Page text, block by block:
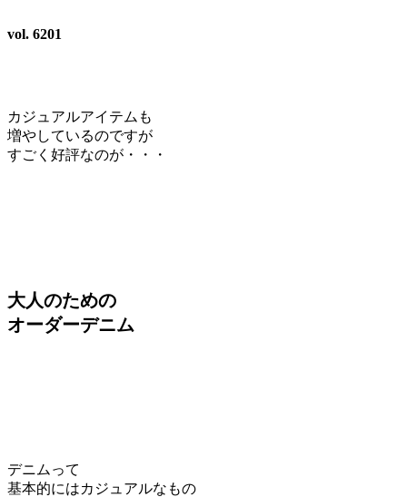
vol. 6201
カジュアルアイテムも
増やしているのですが
すごく好評なのが・・・
大人のための
オーダーデニム
デニムって
基本的にはカジュアルなもの